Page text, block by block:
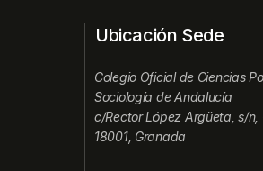
Ubicación Sede
Colegio Oficial de Ciencias
Sociología de Andalucía
c/Rector López Argüeta, s/n,
18001, Granada